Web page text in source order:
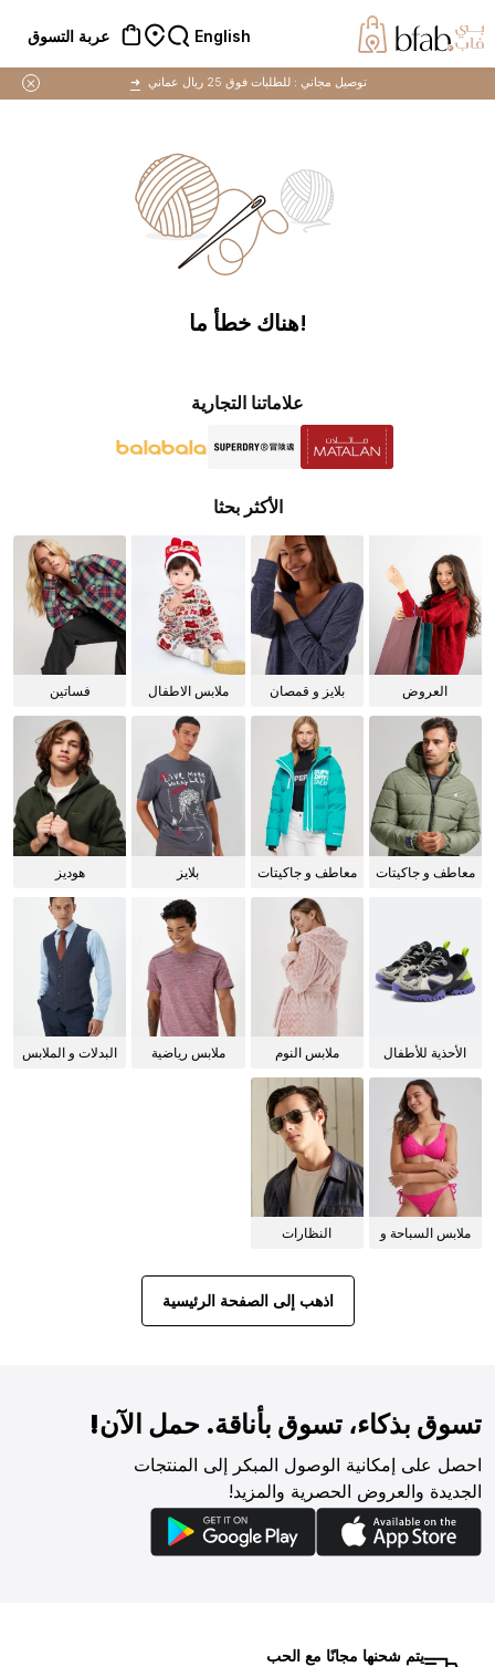
English عربة التسوق
توصيل مجاني : للطلبات فوق 25 ريال عماني ➜
!هناك خطأ ما
علاماتنا التجارية
الأكثر بحثا
العروض
بلايز و قمصان
ملابس الاطفال فساتين
معاطف و جاكيتات
معاطف و جاكيتات
بلايز هوديز
الأحذية للأطفال
ملابس النوم
ملابس رياضية
البدلات و الملابس
ملابس السباحة و
النظارات
اذهب إلى الصفحة الرئيسية
تسوق بذكاء، تسوق بأناقة. حمل الآن!
احصل على إمكانية الوصول المبكر إلى المنتجات
الجديدة والعروض الحصرية والمزيد!
يتم شحنها مجانًا مع الحب